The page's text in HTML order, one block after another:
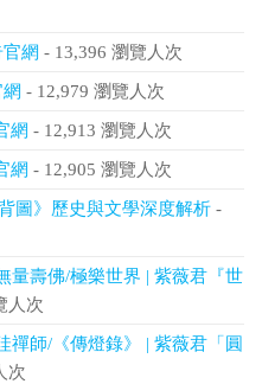
網 - 13,396 瀏覽人次
- 12,979 瀏覽人次
網 - 12,913 瀏覽人次
網 - 12,905 瀏覽人次
圖》歷史與文學深度解析 -
量壽佛/極樂世界 | 紫薇君『世
人次
禪師/《傳燈錄》 | 紫薇君「圓
次